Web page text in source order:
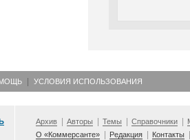
УСЛОВИЯ ИСПОЛЬЗОВАНИЯ
Архив Авторы Темы Справочники
О «Коммерсанте»
Редакция Контакты